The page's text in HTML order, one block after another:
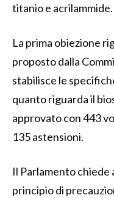
titanio e acrilammide.
La prima obiezione
proposto dalla
stabilisce le
quanto riguarda il
approvato con 443
135 astensioni.
Il Parlamento chiede
principio di